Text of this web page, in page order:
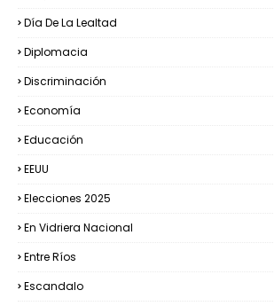
Día De La Lealtad
Diplomacia
Discriminación
Economía
Educación
EEUU
Elecciones 2025
En Vidriera Nacional
Entre Ríos
Escandalo